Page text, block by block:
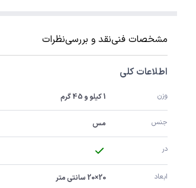
مشخصات فنینقد و بررسینظرات
اطلاعات کلی
وزن 1 کیلو و 45 گرم
جنس مس
در
ابعاد 20×20 سانتی متر